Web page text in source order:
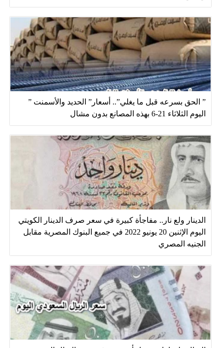
” الحق بسرعه قبل ما يغلي”.. أسعار” الحديد والأسمنت ”
اليوم الثلاثاء 21-6 بهذه المصانع بدون مشال
الدينار ولع نار.. مفاجأة كبيرة في سعر صرف الدينار الكويتي
اليوم الإثنين 20 يونيو 2022 في جميع البنوك المصرية مقابل
الجنيه المصري